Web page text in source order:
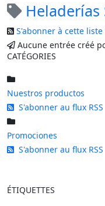
Heladerías
S'abonner à cette liste
Aucune entrée créé
CATÉGORIES
Nuestros productos
S'abonner au flux RSS
Promociones
S'abonner au flux RSS
ÉTIQUETTES